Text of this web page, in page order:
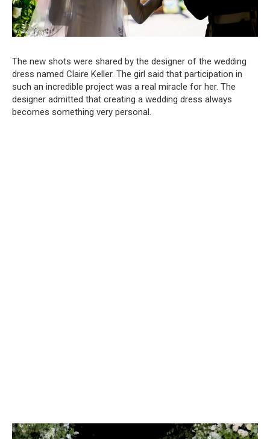
The new shots were shared by the designer of the wedding
dress named Claire Keller. The girl said that participation in
such an incredible project was a real miracle for her. The
designer admitted that creating a wedding dress always
becomes something very personal.